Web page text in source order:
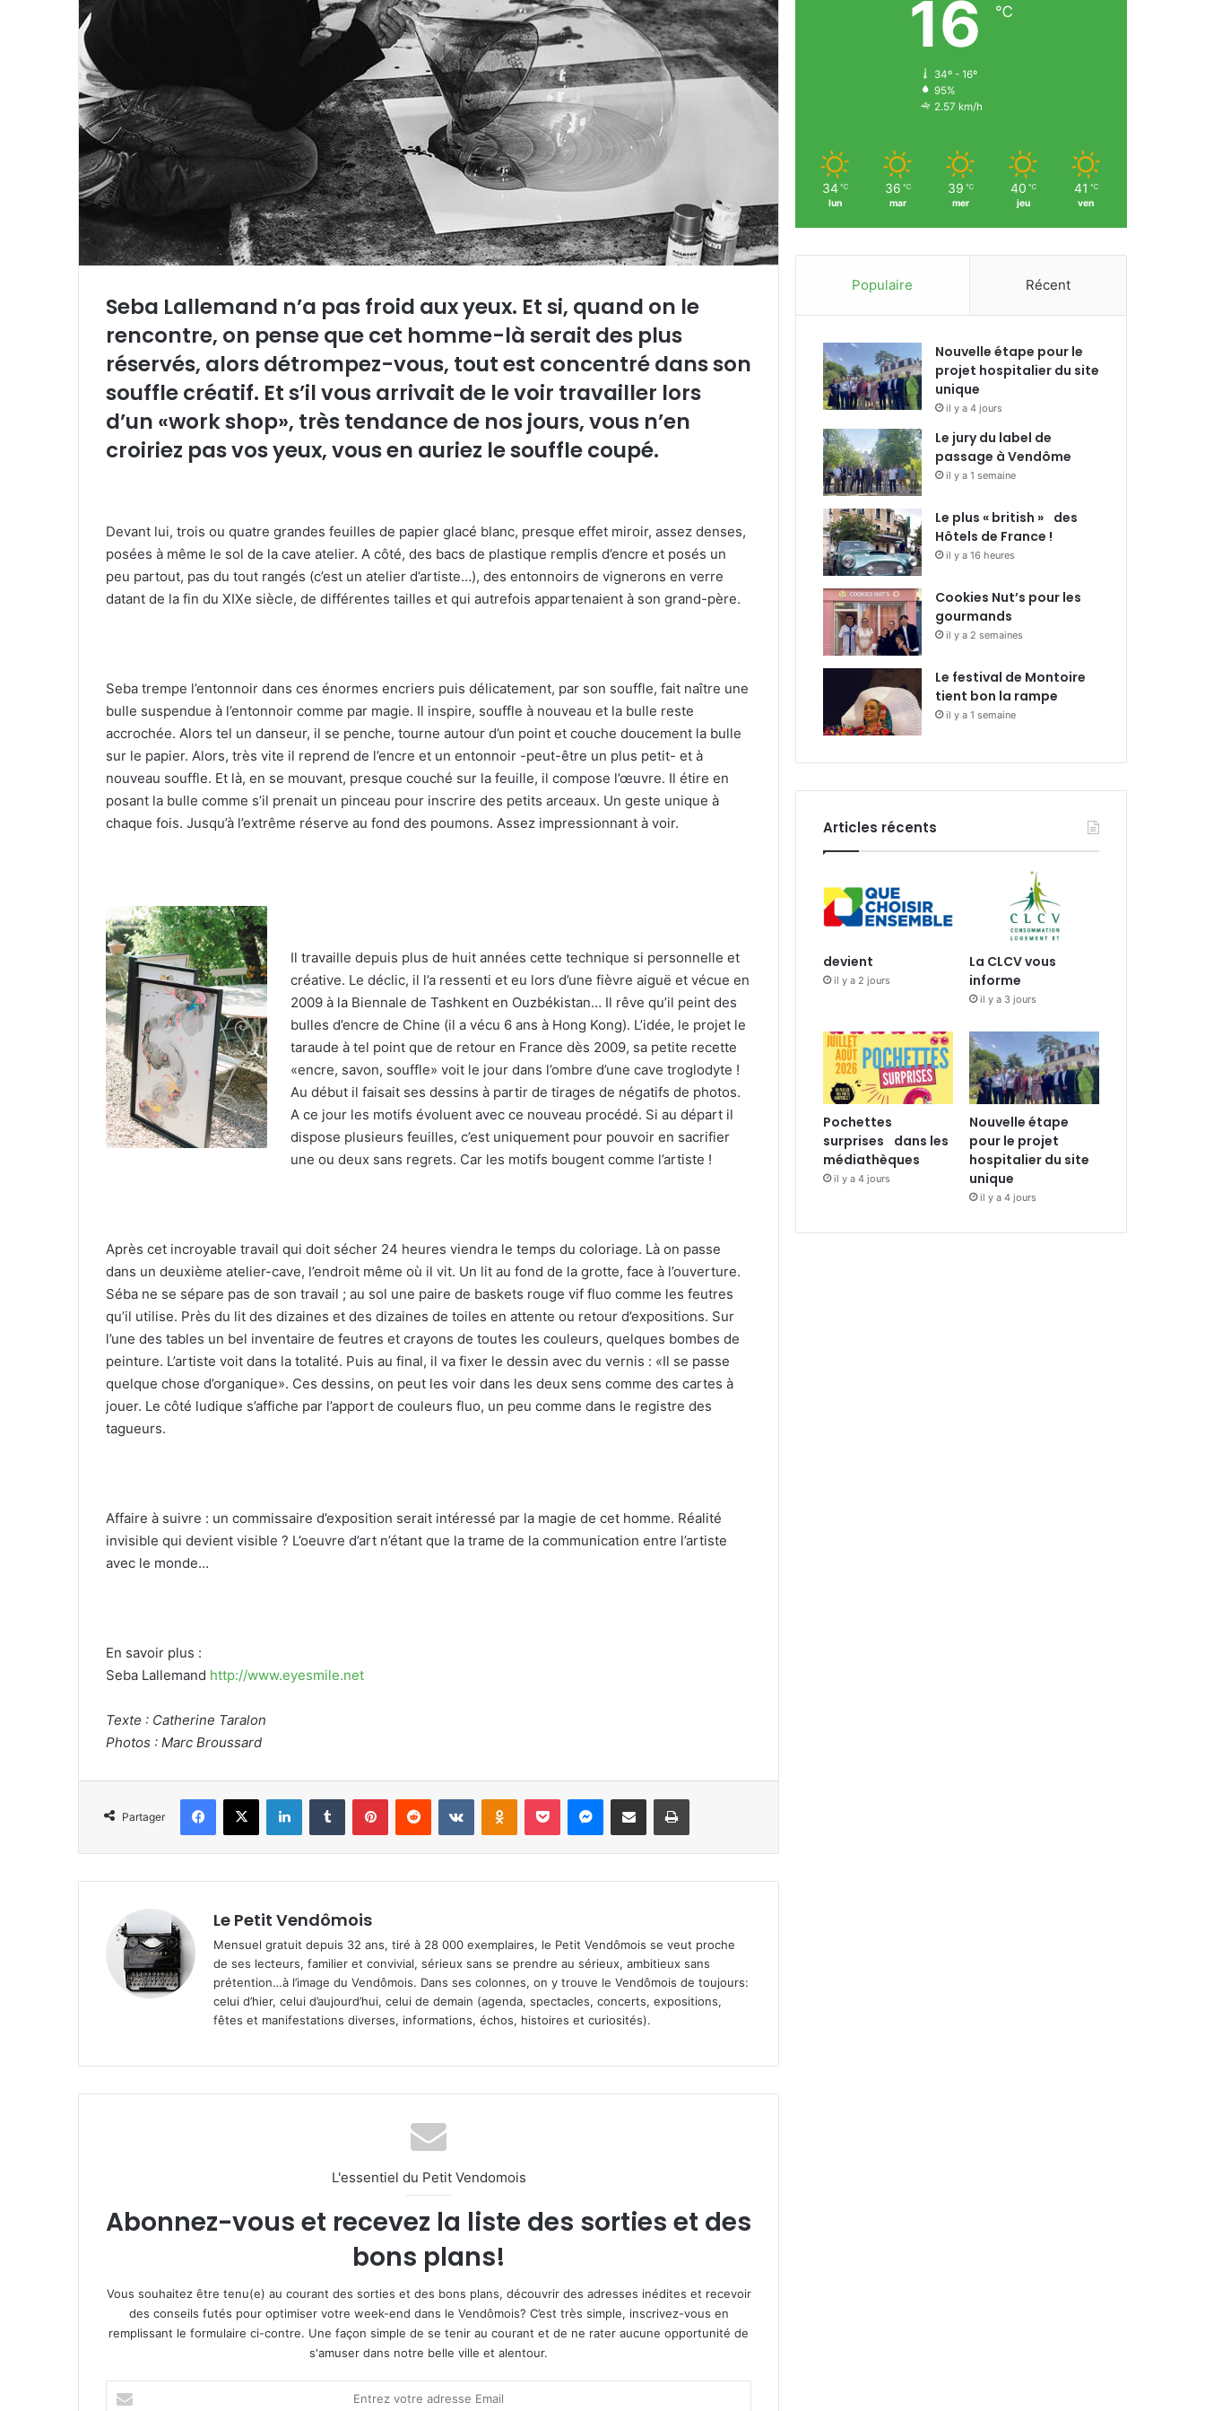
e
l
Seba Lallemand n’a pas froid aux yeux. Et si, quand on le
rencontre, on pense que cet homme-là serait des plus
réservés, alors détrompez-vous, tout est concentré dans son
souffle créatif. Et s’il vous arrivait de le voir travailler lors
d’un «work shop», très tendance de nos jours, vous n’en
croiriez pas vos yeux, vous en auriez le souffle coupé.
Devant lui, trois ou quatre grandes feuilles de papier glacé blanc, presque effet miroir, assez denses,
posées à même le sol de la cave atelier. A côté, des bacs de plastique remplis d’encre et posés un
peu partout, pas du tout rangés (c’est un atelier d’artiste…), des entonnoirs de vignerons en verre
datant de la fin du XIXe siècle, de différentes tailles et qui autrefois appartenaient à son grand-père.
Seba trempe l’entonnoir dans ces énormes encriers puis délicatement, par son souffle, fait naître une
bulle suspendue à l’entonnoir comme par magie. Il inspire, souffle à nouveau et la bulle reste
accrochée. Alors tel un danseur, il se penche, tourne autour d’un point et couche doucement la bulle
sur le papier. Alors, très vite il reprend de l’encre et un entonnoir -peut-être un plus petit- et à
nouveau souffle. Et là, en se mouvant, presque couché sur la feuille, il compose l’œuvre. Il étire en
posant la bulle comme s’il prenait un pinceau pour inscrire des petits arceaux. Un geste unique à
chaque fois. Jusqu’à l’extrême réserve au fond des poumons. Assez impressionnant à voir.
Il travaille depuis plus de huit années cette technique si personnelle et
créative. Le déclic, il l’a ressenti et eu lors d’une fièvre aiguë et vécue en
2009 à la Biennale de Tashkent en Ouzbékistan… Il rêve qu’il peint des
bulles d’encre de Chine (il a vécu 6 ans à Hong Kong). L’idée, le projet le
taraude à tel point que de retour en France dès 2009, sa petite recette
«encre, savon, souffle» voit le jour dans l’ombre d’une cave troglodyte !
Au début il faisait ses dessins à partir de tirages de négatifs de photos.
A ce jour les motifs évoluent avec ce nouveau procédé. Si au départ il
dispose plusieurs feuilles, c’est uniquement pour pouvoir en sacrifier
une ou deux sans regrets. Car les motifs bougent comme l’artiste !
Après cet incroyable travail qui doit sécher 24 heures viendra le temps du coloriage. Là on passe
dans un deuxième atelier-cave, l’endroit même où il vit. Un lit au fond de la grotte, face à l’ouverture.
Séba ne se sépare pas de son travail ; au sol une paire de baskets rouge vif fluo comme les feutres
qu’il utilise. Près du lit des dizaines et des dizaines de toiles en attente ou retour d’expositions. Sur
l’une des tables un bel inventaire de feutres et crayons de toutes les couleurs, quelques bombes de
peinture. L’artiste voit dans la totalité. Puis au final, il va fixer le dessin avec du vernis : «Il se passe
quelque chose d’organique». Ces dessins, on peut les voir dans les deux sens comme des cartes à
jouer. Le côté ludique s’affiche par l’apport de couleurs fluo, un peu comme dans le registre des
tagueurs.
Affaire à suivre : un commissaire d’exposition serait intéressé par la magie de cet homme. Réalité
invisible qui devient visible ? L’oeuvre d’art n’étant que la trame de la communication entre l’artiste
avec le monde…
En savoir plus :
Seba Lallemand http://www.eyesmile.net
Texte : Catherine Taralon
Photos : Marc Broussard
Partager
Le Petit Vendômois
Mensuel gratuit depuis 32 ans, tiré à 28 000 exemplaires, le Petit Vendômois se veut proche
de ses lecteurs, familier et convivial, sérieux sans se prendre au sérieux, ambitieux sans
prétention…à l’image du Vendômois. Dans ses colonnes, on y trouve le Vendômois de toujours:
celui d’hier, celui d’aujourd’hui, celui de demain (agenda, spectacles, concerts, expositions,
fêtes et manifestations diverses, informations, échos, histoires et curiosités).
L'essentiel du Petit Vendomois
Abonnez-vous et recevez la liste des sorties et des
bons plans!
Vous souhaitez être tenu(e) au courant des sorties et des bons plans, découvrir des adresses inédites et recevoir
des conseils futés pour optimiser votre week-end dans le Vendômois? C’est très simple, inscrivez-vous en
remplissant le formulaire ci-contre. Une façon simple de se tenir au courant et de ne rater aucune opportunité de
s'amuser dans notre belle ville et alentour.
16 ℃
34º - 16º
95%
2.57 km/h
34 ℃
lun
36 ℃
mar
39 ℃
mer
40 ℃
jeu
41 ℃
ven
Populaire Récent
Nouvelle étape pour le
projet hospitalier du site
unique
il y a 4 jours
Le jury du label de
passage à Vendôme
il y a 1 semaine
Le plus « british » des
Hôtels de France !
il y a 16 heures
Cookies Nut’s pour les
gourmands
il y a 2 semaines
Le festival de Montoire
tient bon la rampe
il y a 1 semaine
Articles récents
devient
il y a 2 jours
La CLCV vous
informe
il y a 3 jours
Pochettes
surprises dans les
médiathèques
il y a 4 jours
Nouvelle étape
pour le projet
hospitalier du site
unique
il y a 4 jours